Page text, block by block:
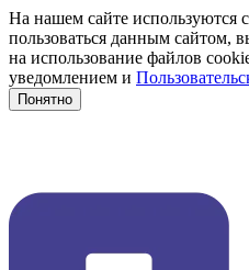
На нашем сайте используются
пользоваться данным сайтом,
на использование файлов
уведомлением и
Понятно